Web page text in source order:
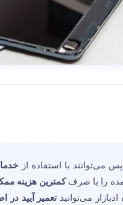
می‌توانند با استفاده از
را با صرف کمترین هزینه
می‌توانیدتعمیر آیپد در